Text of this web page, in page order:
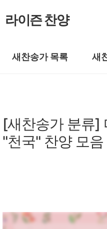
라이즌 찬양
새찬송가 목록 새
[새찬송가 분류]
"천국" 찬양 모